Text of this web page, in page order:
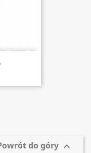
do góry 